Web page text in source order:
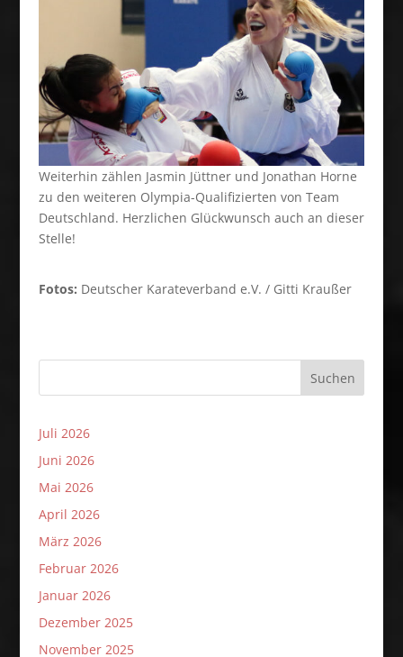
Weiterhin zählen Jasmin Jüttner und Jonathan Horne
zu den weiteren Olympia-Qualifizierten von Team
Deutschland. Herzlichen Glückwunsch auch an dieser
Stelle!
Fotos: Deutscher Karateverband e.V. / Gitti Kraußer
Suchen
Juli 2026
Juni 2026
Mai 2026
April 2026
März 2026
Februar 2026
Januar 2026
Dezember 2025
November 2025